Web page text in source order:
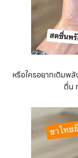
หรือใครอยากเติมพ
ตื่น